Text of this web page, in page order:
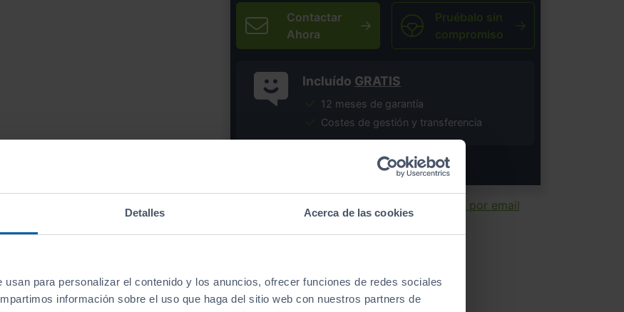
Detalles Acerca de las cookies
para personalizar el contenido y los anuncios, ofrecer funciones de redes sociales
información sobre el uso que haga del sitio web con nuestros partners de
Contactar
Ahora
Pruébalo sin
compromiso
Incluído GRATIS
12 meses de garantía
Costes de gestión y transferencia
* Precio válido salvo error tipográfico.
Imprimir ficha Enviar por email
Equipamientode este vehículo